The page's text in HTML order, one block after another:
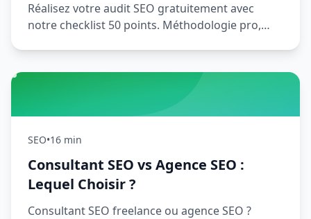
Réalisez votre audit SEO gratuitement avec
notre checklist 50 points. Méthodologie pro,
SEO•16 min
Consultant SEO vs Agence SEO :
Lequel Choisir ?
Consultant SEO freelance ou agence SEO ?